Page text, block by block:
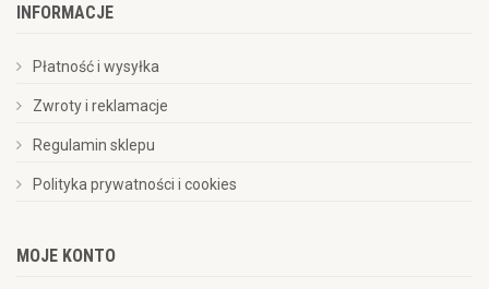
INFORMACJE
Płatność i wysyłka
Zwroty i reklamacje
Regulamin sklepu
Polityka prywatności i cookies
MOJE KONTO